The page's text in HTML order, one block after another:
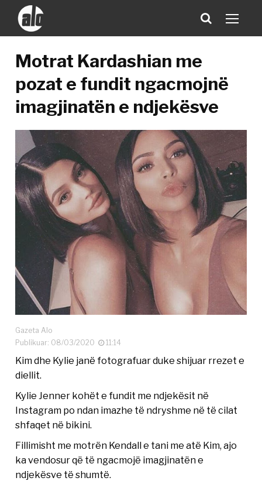
Motrat Kardashian me
pozat e fundit ngacmojnë
imagjinatën e ndjekësve
Gazeta Alo
Publikuar: 08/03/2020
11:14
Kim dhe Kylie janë fotografuar duke shijuar rrezet e
diellit.
Kylie Jenner kohët e fundit me ndjekësit në
Instagram po ndan imazhe të ndryshme në të cilat
shfaqet në bikini.
Fillimisht me motrën Kendall e tani me atë Kim, ajo
ka vendosur që të ngacmojë imagjinatën e
ndjekësve të shumtë.